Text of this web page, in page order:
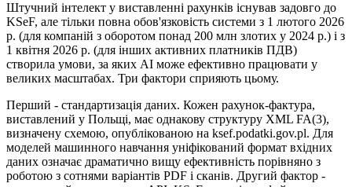
Штучний інтелект у виставленні рахунків існував задовго до
KSeF, але тільки повна обов'язковість системи з 1 лютого 2026
р. (для компаній з оборотом понад 200 млн злотих у 2024 р.) і з
1 квітня 2026 р. (для інших активних платників ПДВ)
створила умови, за яких AI може ефективно працювати у
великих масштабах. Три фактори сприяють цьому.
Перший - стандартизація даних. Кожен рахунок-фактура,
виставлений у Польщі, має однакову структуру XML FA(3),
визначену схемою, опублікованою на ksef.podatki.gov.pl. Для
моделей машинного навчання уніфікований формат вхідних
даних означає драматично вищу ефективність порівняно з
роботою з сотнями варіантів PDF і сканів. Другий фактор -